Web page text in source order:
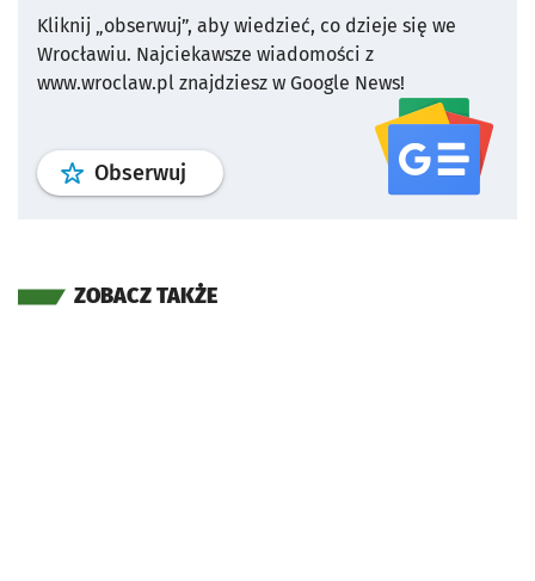
Kliknij „obserwuj”, aby wiedzieć, co dzieje się we
Wrocławiu. Najciekawsze wiadomości z
www.wroclaw.pl znajdziesz w Google News!
Obserwuj profil serwisu
ZOBACZ TAKŻE